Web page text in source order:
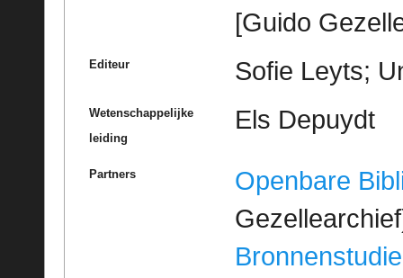
[Guido
Editeur Sofie Leyts;
Wetenschappelijke
leiding
Els Depuydt
Partners
Openbare
Bronnenstudie